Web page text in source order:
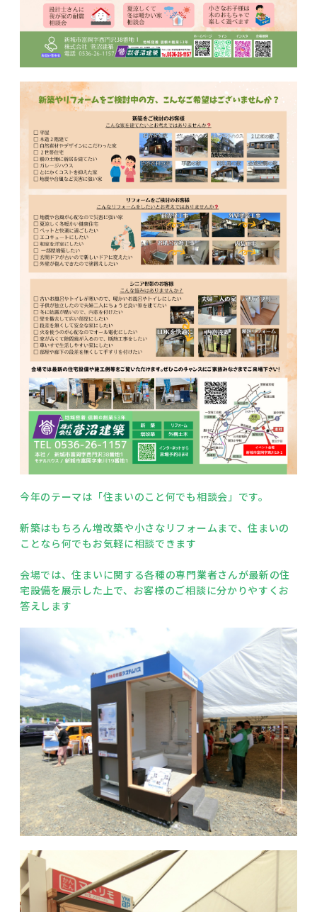
今年のテーマは「住まいのこと何でも相談会」です。
新築はもちろん増改築や小さなリフォームまで、住まいの
ことなら何でもお気軽に相談できます
会場では、住まいに関する各種の専門業者さんが最新の住
宅設備を展示した上で、お客様のご相談に分かりやすくお
答えします